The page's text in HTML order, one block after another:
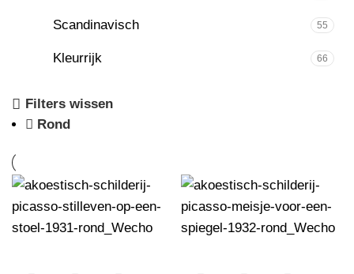
Scandinavisch 55
Kleurrijk 66
Filters wissen
Rond